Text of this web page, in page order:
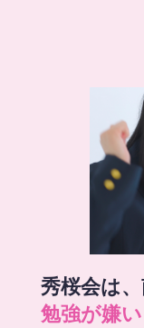
秀桜会は
勉強が嫌